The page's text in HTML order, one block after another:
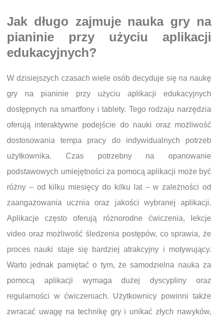
Jak długo zajmuje nauka gry na
pianinie przy użyciu aplikacji
edukacyjnych?
W dzisiejszych czasach wiele osób decyduje się na naukę
gry na pianinie przy użyciu aplikacji edukacyjnych
dostępnych na smartfony i tablety. Tego rodzaju narzędzia
oferują interaktywne podejście do nauki oraz możliwość
dostosowania tempa pracy do indywidualnych potrzeb
użytkownika. Czas potrzebny na opanowanie
podstawowych umiejętności za pomocą aplikacji może być
różny – od kilku miesięcy do kilku lat – w zależności od
zaangażowania ucznia oraz jakości wybranej aplikacji.
Aplikacje często oferują różnorodne ćwiczenia, lekcje
video oraz możliwość śledzenia postępów, co sprawia, że
proces nauki staje się bardziej atrakcyjny i motywujący.
Warto jednak pamiętać o tym, że samodzielna nauka za
pomocą aplikacji wymaga dużej dyscypliny oraz
regularności w ćwiczeniach. Użytkownicy powinni także
zwracać uwagę na technikę gry i unikać złych nawyków,